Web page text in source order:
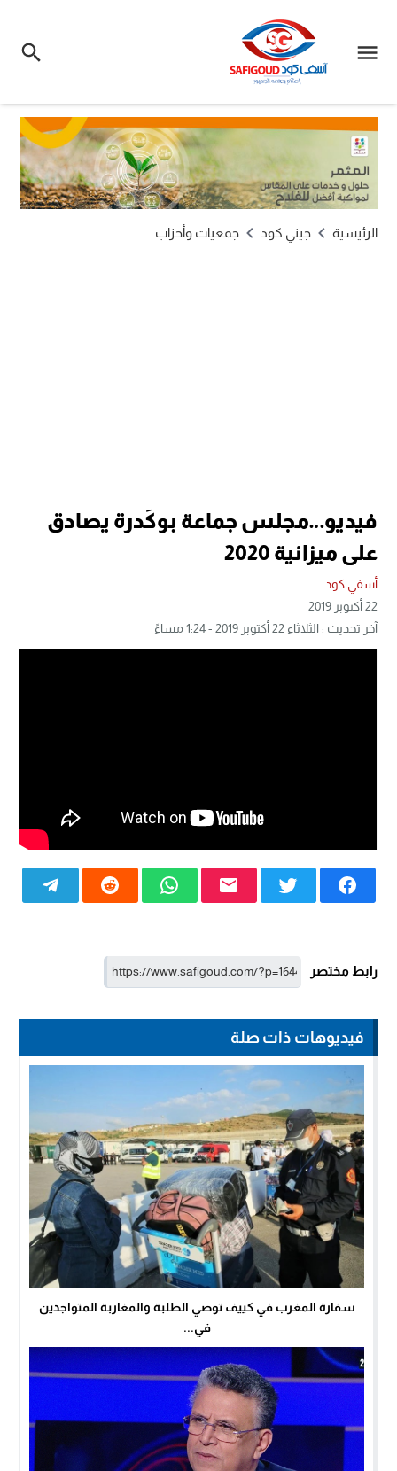
الرئيسية جيني كود جمعيات وأحزاب
فيديو…مجلس جماعة بوكَدرة يصادق
على ميزانية 2020
أسفي كود
22 أكتوبر 2019
آخر تحديث : الثلاثاء 22 أكتوبر 2019 - 1:24 مساءً
رابط مختصر
فيديوهات ذات صلة
سفارة المغرب في كييف توصي الطلبة والمغاربة المتواجدين
في...